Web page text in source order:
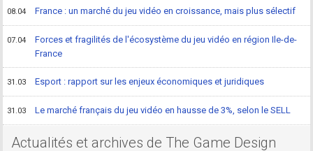
08.04 France : un marché du jeu vidéo en croissance, mais plus sélectif
07.04
Forces et fragilités de l'écosystème du jeu vidéo en région Ile-de-
France
31.03 Esport : rapport sur les enjeux économiques et juridiques
31.03 Le marché français du jeu vidéo en hausse de 3%, selon le SELL
Actualités et archives de The Game Design